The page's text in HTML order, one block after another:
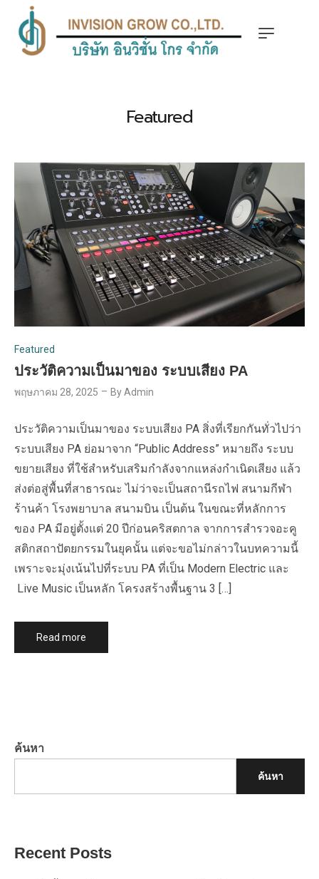
Featured
ค้นหา
ค้นหา
Recent Posts
Featured
ประวัติความเป็นมาของ ระบบเสียง PA
พฤษภาคม 28, 2025 ByAdmin
ประวัติความเป็นมาของ ระบบเสียง PA สิ่งที่เรียกกันทั่วไปว่า
ระบบเสียง PA ย่อมาจาก “Public Address” หมายถึง ระบบ
ขยายเสียง ที่ใช้สำหรับเสริมกำลังจากแหล่งกำเนิดเสียง แล้ว
ส่งต่อสู่พื้นที่สาธารณะ ไม่ว่าจะเป็นสถานีรถไฟ สนามกีฬา
ร้านค้า โรงพยาบาล สนามบิน เป็นต้น ในขณะที่หลักการ
ของ PA มีอยู่ตั้งแต่ 20 ปีก่อนคริสตกาล จากการสำรวจอะคู
สติกสถาปัตยกรรมในยุคนั้น แต่จะขอไม่กล่าวในบทความนี้
เพราะจะมุ่งเน้นไปที่ระบบ PA ที่เป็น Modern Electric และ
Live Music เป็นหลัก โครงสร้างพื้นฐาน 3 […]
Read more